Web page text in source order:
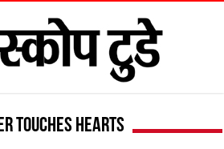
touches hearts